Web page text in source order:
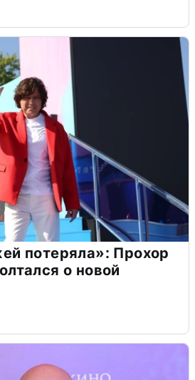
потеряла»: Прохор
о новой